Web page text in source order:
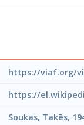
https://viaf.org/
https://
Soukas, Takēs,